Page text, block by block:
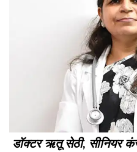
डॉक्टर ऋतू सेठी, सीनियर